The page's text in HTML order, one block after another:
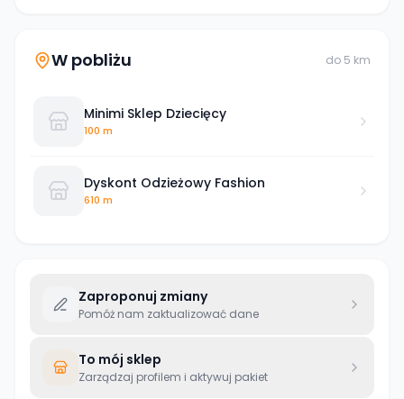
W pobliżu do 5 km
Minimi Sklep Dziecięcy
100 m
Dyskont Odzieżowy Fashion
610 m
Zaproponuj zmiany
Pomóż nam zaktualizować dane
To mój sklep
Zarządzaj profilem i aktywuj pakiet